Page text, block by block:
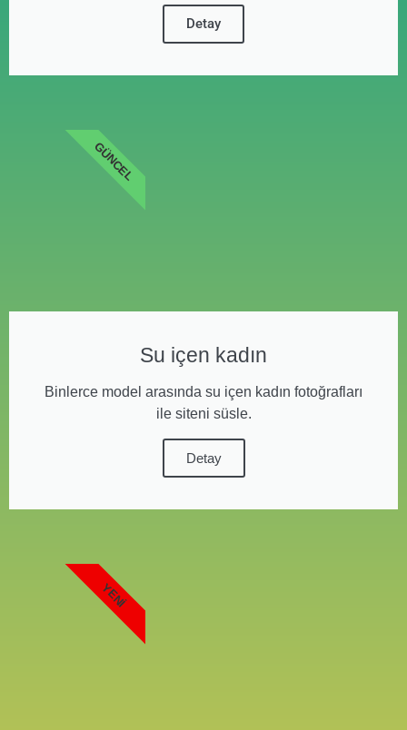
Detay
Su içen kadın
Binlerce model arasında su içen kadın fotoğrafları
ile siteni süsle.
Detay
GÜNCEL
YENI